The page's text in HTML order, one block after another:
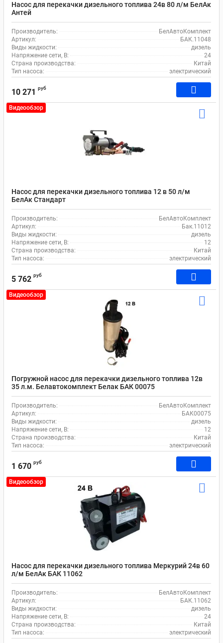
Насос для перекачки дизельного топлива 24в 80 л/м БелАк
Антей
Производитель:
БелАвтоКомплект
Артикул:
БАК.11048
Виды жидкости:
дизель
Напряжение сети, В:
24
Страна производства:
Китай
Тип насоса:
электрический
10 271 руб
Видеообзор
Насос для перекачки дизельного топлива 12 в 50 л/м
БелАк Стандарт
Производитель:
БелАвтоКомплект
Артикул:
Бак.11012
Виды жидкости:
дизель
Напряжение сети, В:
12
Страна производства:
Китай
Тип насоса:
электрический
5 762 руб
Видеообзор
Погружной насос для перекачки дизельного топлива 12в
35 л.м. Белавтокомплект Белак БАК 00075
Производитель:
БелАвтоКомплект
Артикул:
БАК00075
Виды жидкости:
дизель
Напряжение сети, В:
12
Страна производства:
Китай
Тип насоса:
электрический
1 670 руб
Видеообзор
Насос для перекачки дизельного топлива Меркурий 24в 60
л/м БелАк БАК 11062
Производитель:
БелАвтоКомплект
Артикул:
БАК.11062
Виды жидкости:
дизель
Напряжение сети, В:
24
Страна производства:
Китай
Тип насоса:
электрический